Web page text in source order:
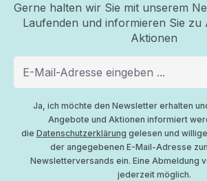
Gerne halten wir Sie mit unserem
Laufenden und informieren Sie zu
Aktionen
Ja, ich möchte den Newsletter erhalten
Angebote und Aktionen informiert
die Datenschutzerklärung gelesen und
der angegebenen E-Mail-Adresse
Newsletterversands ein. Eine Abmeldung
jederzeit möglich.